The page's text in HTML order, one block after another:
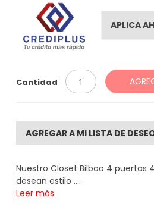
APLICA
Cantidad
AGREGAR A MI LISTA DE
Nuestro Closet Bilbao 4 puertas
desean estilo ....
Leer más